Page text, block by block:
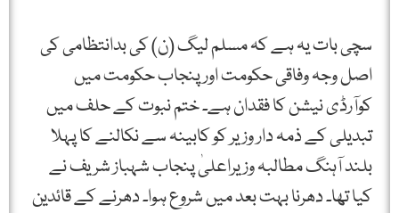
سچی بات یہ ہے کہ مسلم لیگ (ن) کی بدانتظامی کی
اصل وجہ وفاقی حکومت اور پنجاب حکومت میں
کوآرڈی نیشن کا فقدان ہے۔ ختم نبوت کے حلف میں
تبدیلی کے ذمہ دار وزیر کو کابینہ سے نکالنے کا پہلا
بلند آہنگ مطالبہ وزیراعلیٰ پنجاب شہباز شریف نے
کیا تھا۔ دھرنا بہت بعد میں شروع ہوا۔ دھرنے کے قائدین